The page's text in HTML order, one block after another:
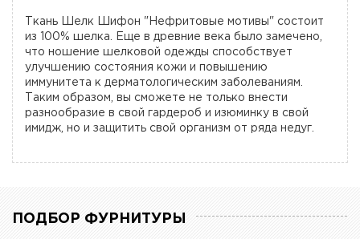
Ткань Шелк Шифон "Нефритовые мотивы" состоит
из 100% шелка. Еще в древние века было замечено,
что ношение шелковой одежды способствует
улучшению состояния кожи и повышению
иммунитета к дерматологическим заболеваниям.
Таким образом, вы сможете не только внести
разнообразие в свой гардероб и изюминку в свой
имидж, но и защитить свой организм от ряда недуг.
ПОДБОР ФУРНИТУРЫ